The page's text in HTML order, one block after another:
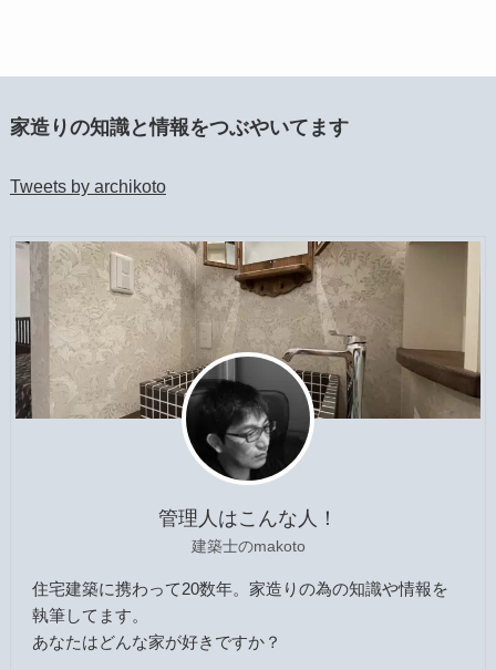
家造りの知識と情報をつぶやいてます
Tweets by archikoto
管理人はこんな人！
建築士のmakoto
住宅建築に携わって20数年。家造りの為の知識や情報を
執筆してます。
あなたはどんな家が好きですか？